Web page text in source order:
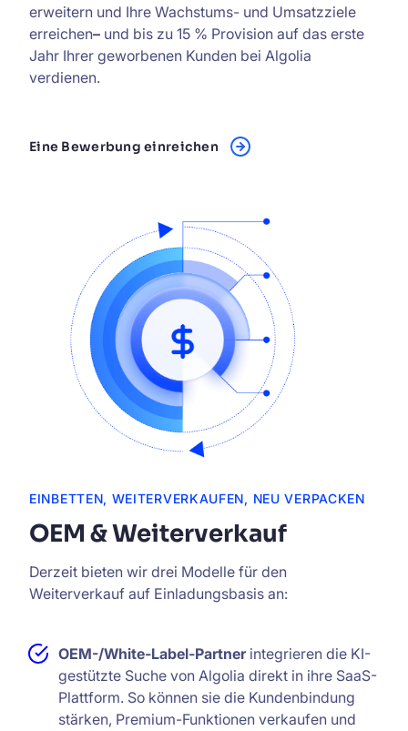
erweitern und Ihre Wachstums- und Umsatzziele
erreichen– und bis zu 15 % Provision auf das erste
Jahr Ihrer geworbenen Kunden bei Algolia
verdienen.
Eine Bewerbung einreichen
EINBETTEN, WEITERVERKAUFEN, NEU VERPACKEN
OEM & Weiterverkauf
Derzeit bieten wir drei Modelle für den
Weiterverkauf auf Einladungsbasis an:
OEM-/White-Label-Partner integrieren die KI-
gestützte Suche von Algolia direkt in ihre SaaS-
Plattform. So können sie die Kundenbindung
stärken, Premium-Funktionen verkaufen und